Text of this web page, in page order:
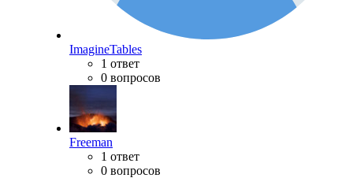
ImagineTables
1 ответ
0 вопросов
Freeman
1 ответ
0 вопросов